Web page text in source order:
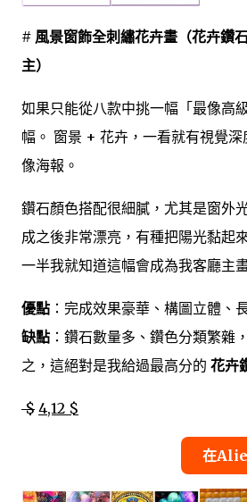
# 風景窗飾全刺繡花卉畫（花卉鑽
主）
如果只能從八款中挑一幅「最像高
幅。 窗景 + 花卉，一看就有視覺
像海報。
鑽石顏色搭配很細膩，尤其是窗外
成之後非常漂亮，有種把陽光黏起
一半我就知道這幅會成為我客廳主
優點 ：完成效果豪華、構圖立體、
缺點 ：鑽石數量多、鑽色分類繁雜
之，這絕對是我給過最高分的 花卉
$ 4,12 $
在